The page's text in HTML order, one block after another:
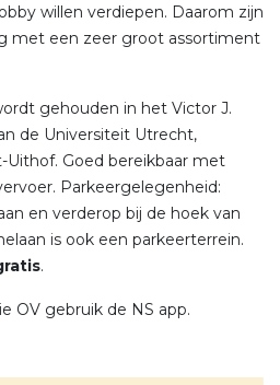
willen verdiepen. Daarom zijn
met een zeer groot assortiment
gehouden in het Victor J.
de Universiteit Utrecht,
Uithof. Goed bereikbaar met
Parkeergelegenheid:
en verderop bij de hoek van
is ook een parkeerterrein.
.
OV gebruik de NS app.